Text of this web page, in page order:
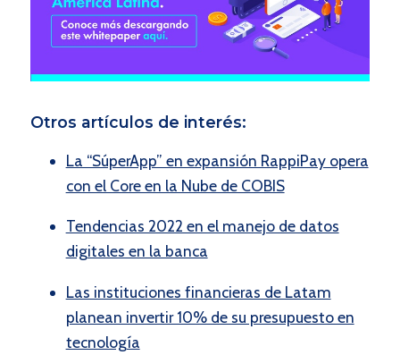
Otros artículos de interés:
La “SúperApp” en expansión RappiPay opera
con el Core en la Nube de COBIS
Tendencias 2022 en el manejo de datos
digitales en la banca
Las instituciones financieras de Latam
planean invertir 10% de su presupuesto en
tecnología